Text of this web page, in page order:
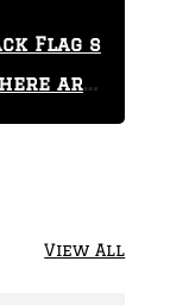
Flag s
are
View All